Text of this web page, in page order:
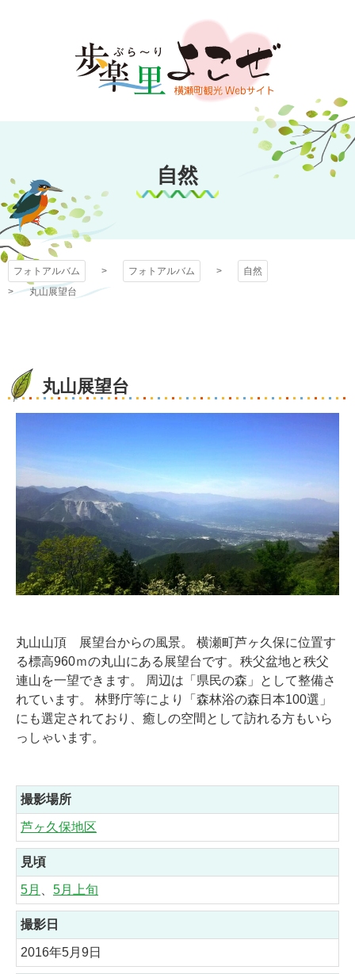
文
キ
プ
フォトアルバム
自然
フォトアルバム フォトアルバム
自然
丸山展望台
丸山展望台
丸山山頂 展望台からの風景。 横瀬町芦ヶ久保に位置す
る標高960ｍの丸山にある展望台です。秩父盆地と秩父
連山を一望できます。 周辺は「県民の森」として整備さ
れています。 林野庁等により「森林浴の森日本100選」
にも選定されており、癒しの空間として訪れる方もいら
っしゃいます。
撮影場所
芦ヶ久保地区
見頃
5月 5月上旬
撮影日
2016年5月9日